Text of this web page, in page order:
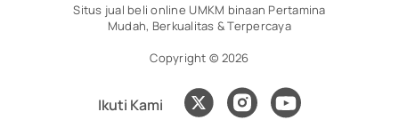
Situs jual beli online UMKM binaan Pertamina
Mudah, Berkualitas & Terpercaya
Copyright © 2026
Ikuti Kami